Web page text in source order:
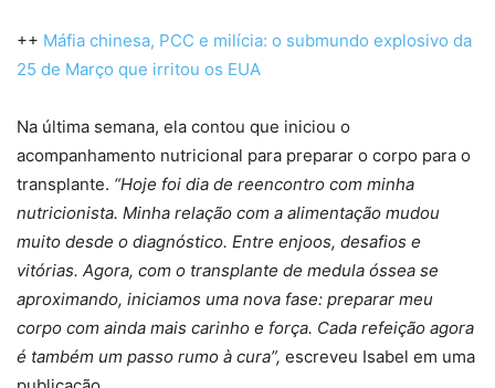
++ Máfia chinesa, PCC e milícia: o submundo explosivo da
25 de Março que irritou os EUA
Na última semana, ela contou que iniciou o
acompanhamento nutricional para preparar o corpo para o
transplante. “Hoje foi dia de reencontro com minha
nutricionista. Minha relação com a alimentação mudou
muito desde o diagnóstico. Entre enjoos, desafios e
vitórias. Agora, com o transplante de medula óssea se
aproximando, iniciamos uma nova fase: preparar meu
corpo com ainda mais carinho e força. Cada refeição agora
é também um passo rumo à cura”, escreveu Isabel em uma